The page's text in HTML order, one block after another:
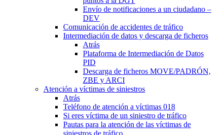
Envío de notificaciones a un ciudadano –
DEV
Comunicación de accidentes de tráfico
Intermediación de datos y descarga de ficheros
Atrás
Plataforma de Intermediación de Datos
PID
Descarga de ficheros MOVE/PADRÓN,
ZBE y ARCI
Atención a víctimas de siniestros
Atrás
Teléfono de atención a víctimas 018
Si eres víctima de un siniestro de tráfico
Pautas para la atención de las víctimas de